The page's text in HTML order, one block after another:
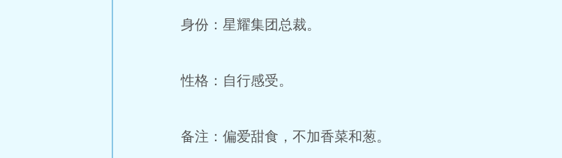
身份：星耀集团总裁。
性格：自行感受。
备注：偏爱甜食，不加香菜和葱。